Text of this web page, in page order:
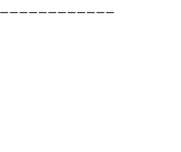
ーーーーーーーーーーー